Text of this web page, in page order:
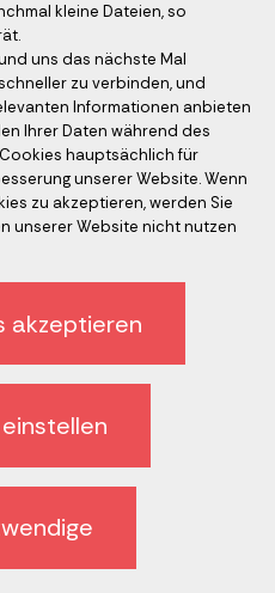
kleine Dateien, so
uns das nächste Mal
zu verbinden, und
Informationen anbieten
Ihrer Daten während des
hauptsächlich für
unserer Website. Wenn
zu akzeptieren, werden Sie
unserer Website nicht nutzen
akzeptieren